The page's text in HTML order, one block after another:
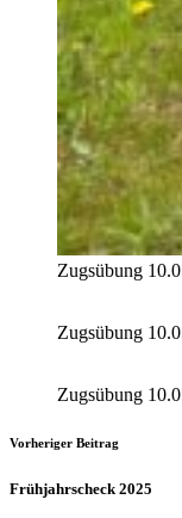
Zugsübung
Zugsübung
Zugsübung
Vorheriger Beitrag
Frühjahrscheck 2025